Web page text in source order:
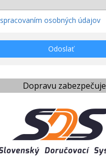
spracovaním osobných údajov
Odoslať
Dopravu zabezpečuje